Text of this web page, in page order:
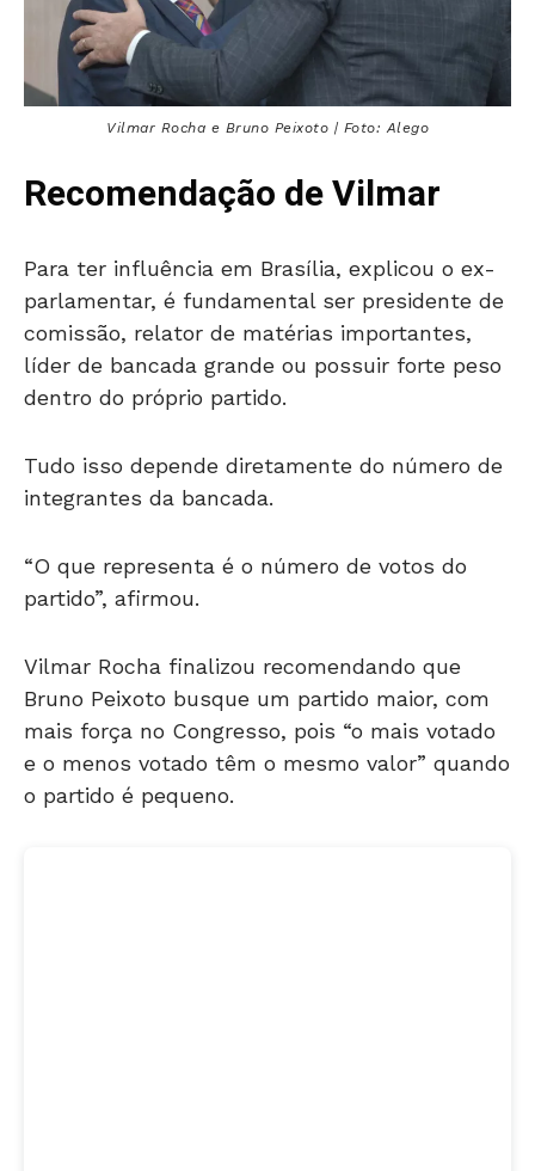
Vilmar Rocha e Bruno Peixoto | Foto: Alego
Recomendação de Vilmar
Para ter influência em Brasília, explicou o ex-
parlamentar, é fundamental ser presidente de
comissão, relator de matérias importantes,
líder de bancada grande ou possuir forte peso
dentro do próprio partido.
Tudo isso depende diretamente do número de
integrantes da bancada.
“O que representa é o número de votos do
partido”, afirmou.
Vilmar Rocha finalizou recomendando que
Bruno Peixoto busque um partido maior, com
mais força no Congresso, pois “o mais votado
e o menos votado têm o mesmo valor” quando
o partido é pequeno.